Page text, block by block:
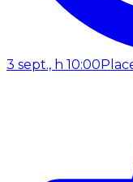
3 sept., h 10:00